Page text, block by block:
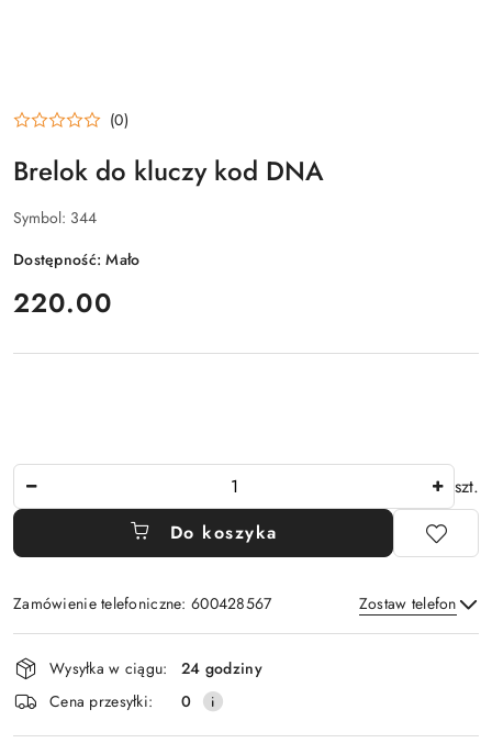
(0)
Brelok do kluczy kod DNA
Symbol: 344
Dostępność:Mało
cena:
220.00
szt.
Do koszyka
Zamówienie telefoniczne: 600428567 Zostaw telefon
Wyślij
Dostępność
i
dostawa
Wysyłka w ciągu:
24 godziny
Cena przesyłki:
0